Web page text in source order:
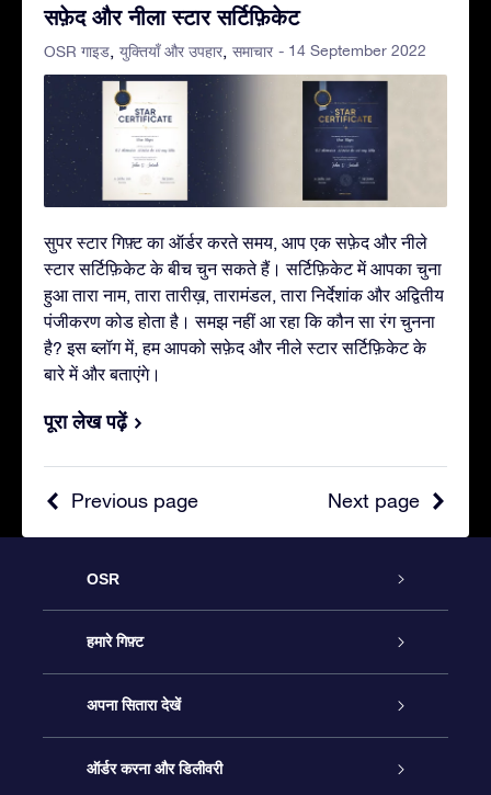
सफ़ेद और नीला स्टार सर्टिफ़िकेट
OSR गाइड युक्तियाँ और उपहार समाचार - 14 September 2022
सुपर स्टार गिफ़्ट का ऑर्डर करते समय, आप एक सफ़ेद और नीले
स्टार सर्टिफ़िकेट के बीच चुन सकते हैं। सर्टिफ़िकेट में आपका चुना
हुआ तारा नाम, तारा तारीख़, तारामंडल, तारा निर्देशांक और अद्वितीय
पंजीकरण कोड होता है। समझ नहीं आ रहा कि कौन सा रंग चुनना
है? इस ब्लॉग में, हम आपको सफ़ेद और नीले स्टार सर्टिफ़िकेट के
बारे में और बताएंगे।
पूरा लेख पढ़ें
Next page
Previous page
OSR
ग्राहक सेवा
हमसे संपर्क करें
ब्लॉग
हमारे गिफ़्ट
ऑनलाइन स्टार गिफ़्ट
OSR गिफ़्ट पैक
अपना सितारा देखें
स्टार रजिस्टर
ऑर्डर करना और डिलीवरी